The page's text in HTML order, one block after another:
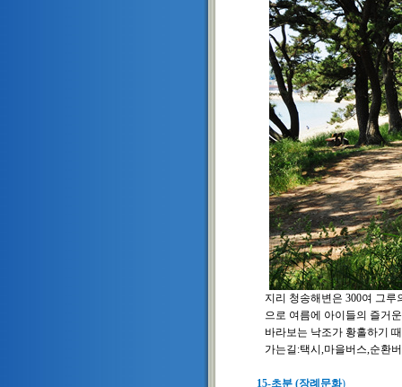
지리 청송해변은 300여 그
으로 여름에 아이들의 즐거운
바라보는 낙조가 황홀하기
가는길:택시,마을버스,순환
15-초분 (장례문화)